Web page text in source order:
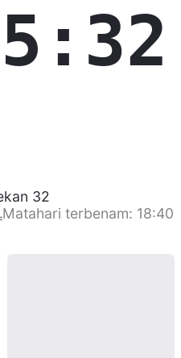
32
Matahari terbenam: 18:40